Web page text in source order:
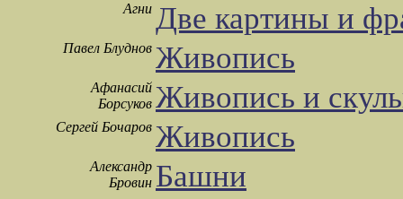
Агни Две картины и
Павел Блуднов Живопись
Афанасий
Борсуков Живопись и
Сергей Бочаров Живопись
Александр
Бровин Башни